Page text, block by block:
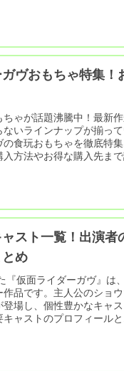
ガヴおもちゃ特集！
ゃが話題沸騰中！最新
いラインナップが揃っ
食玩おもちゃを徹底特
方法やお得な購入先まで
スト一覧！出演者
め
『仮面ライダーガヴ』は
品です。主人公のショウ
場し、個性豊かなキャ
ャストのプロフィールと